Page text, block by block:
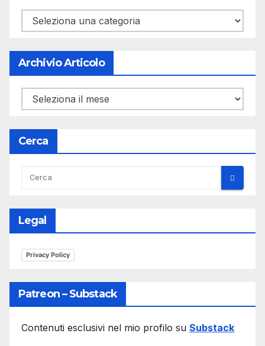
Categorie
Archivio Articolo
Archivio
Articolo
Cerca
Legal
Privacy Policy
Patreon – Substack
Contenuti esclusivi nel mio profilo su Substack